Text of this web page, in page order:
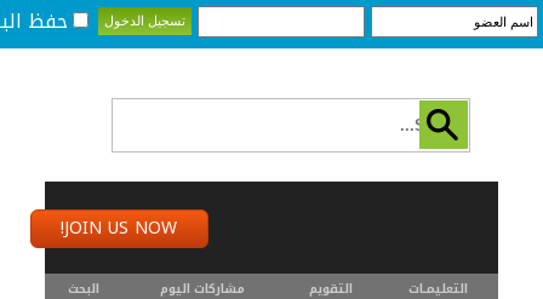
حفظ
JOIN US NOW!
التعليمـــات التقويم مشاركات اليوم البحث